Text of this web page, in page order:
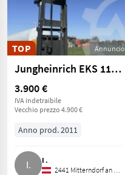
PERCORSO
ATTUALE
Settore
agricolo
Macchinari
Elevatori E
Per
Magazzino
Carrello
CATEGORIA
Reimposta
Mostra
risultati
Annuncio
TOP
Jungheinrich EKS 110 Z, 3,60 m, neue Batterie 2024, EKS 110 Z 280 ZZ
3.900 €
IVA indetraibile
Vecchio prezzo 4.900 €
Anno prod. 2011
I .
2441 Mitterndorf an der Fischa